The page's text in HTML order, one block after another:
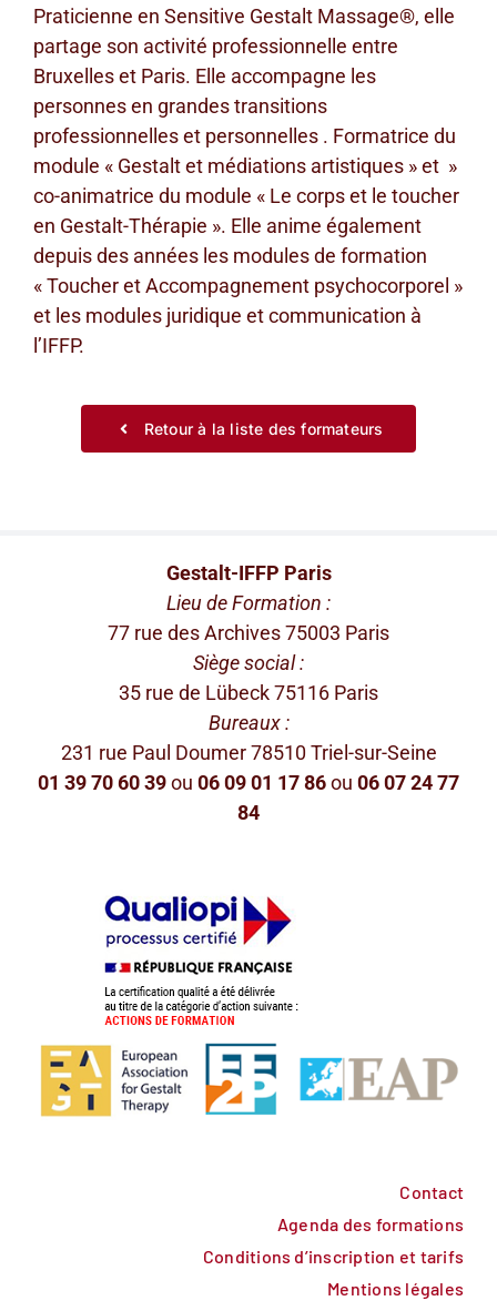
Praticienne en Sensitive Gestalt Massage®, elle
partage son activité professionnelle entre
Bruxelles et Paris. Elle accompagne les
personnes en grandes transitions
professionnelles et personnelles . Formatrice du
module « Gestalt et médiations artistiques » et »
co-animatrice du module « Le corps et le toucher
en Gestalt-Thérapie ». Elle anime également
depuis des années les modules de formation
« Toucher et Accompagnement psychocorporel »
et les modules juridique et communication à
l’IFFP.
Retour à la liste des formateurs
Gestalt-IFFP Paris
Lieu de Formation :
77 rue des Archives 75003 Paris
Siège social :
35 rue de Lübeck 75116 Paris
Bureaux :
231 rue Paul Doumer 78510 Triel-sur-Seine
01 39 70 60 39ou 06 09 01 17 86ou 06 07 24 77
84
Contact
Agenda des formations
Conditions d’inscription et tarifs
Mentions légales